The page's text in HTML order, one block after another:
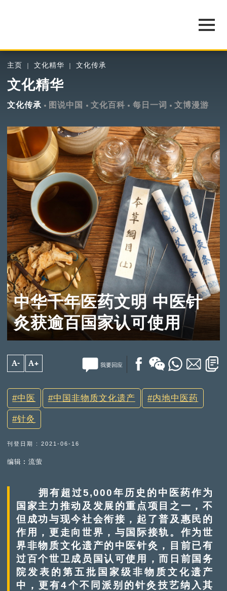
主页 文化精华 文化传承
文化精华
文化传承 图说中国 文化百科 每日一词 文博漫游
中华千年医药文明 中医针
灸获逾百国家认可使用
A- A+ 我要回应
中医 中国非物质文化遗产 内地中医药
针灸
刊登日期 : 2021-06-16
编辑︰流萤
拥有超过5,000年历史的中医药作为
国家主力推动及发展的重点项目之一，不
但成功与现今社会衔接，起了普及惠民的
作用，更走向世界，与国际接轨。作为世
界非物质文化遗产的中医针灸，目前已有
过百个世卫成员国认可使用，而日前国务
院发表的第五批国家级非物质文化遗产
中，更有4个不同派别的针灸技艺纳入其